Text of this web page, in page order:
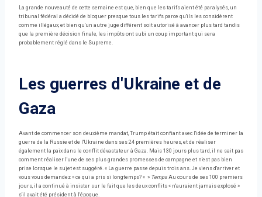
La grande nouveauté de cette semaine est que, bien que les tarifs aient été paralysés, un
tribunal fédéral a décidé de bloquer presque tous les tarifs parce qu'ils les considèrent
comme illégaux, et bien qu'un autre juge différent soit autorisé à avancer plus tard tandis
que la première décision finale, les impôts ont subi un coup important qui sera
probablement réglé dans le Supreme.
Les guerres d'Ukraine et de
Gaza
Avant de commencer son deuxième mandat, Trump était confiant avec l'idée de terminer la
guerre de la Russie et de l'Ukraine dans ses 24 premières heures, et de réaliser
également la paix dans le conflit dévastateur à Gaza. Mais 130 jours plus tard, il ne sait pas
comment réaliser l'une de ses plus grandes promesses de campagne et n'est pas bien
prise lorsque le sujet est suggéré. « La guerre passe depuis trois ans. Je viens d'arriver et
vous vous demandez » ce qui a pris si longtemps? « » Temps Au cours de ses 100 premiers
jours, il a continué à insister sur le fait que les deux conflits « n'auraient jamais explosé »
s'il avait été président à l'époque.